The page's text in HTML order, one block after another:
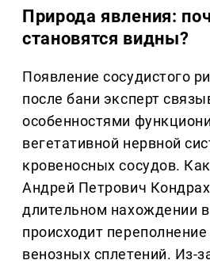
Природа явления:
становятся видны?
Появление сосудистого
после бани эксперт
особенностями
вегетативной нервной
кровеносных сосудов.
Андрей Петрович
длительном нахождении
происходит
венозных сплетений. Из-